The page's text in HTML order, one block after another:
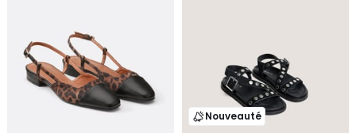
Nouveauté